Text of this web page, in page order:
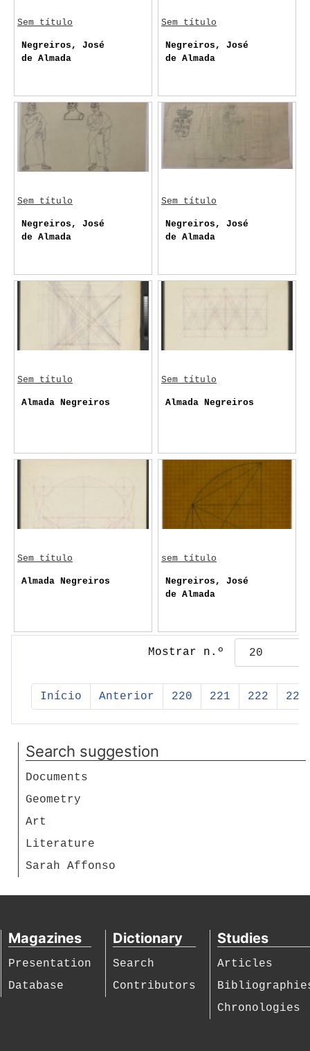
Mostrar n.º
Início Anterior 220 221 222 223
Sem título
Negreiros, José
de Almada
Sem título
Negreiros, José
de Almada
Sem título
Negreiros, José
de Almada
Sem título
Negreiros, José
de Almada
Sem título
Almada Negreiros
Sem título
Almada Negreiros
Sem título
Almada Negreiros
sem título
Negreiros, José
de Almada
Search suggestion
Documents
Geometry
Art
Literature
Sarah Affonso
Magazines
Presentation
Database
Dictionary
Search
Contributors
Studies
Articles
Chronologies